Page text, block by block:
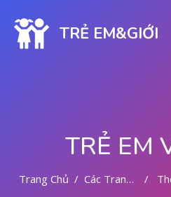
TRẺ EM&GIỚI
TRẺ EM
Trang Chủ Các Trang Của Hệ Thống